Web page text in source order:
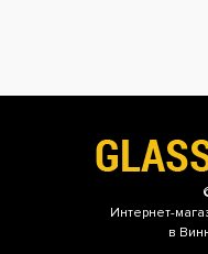
Интернет-
в